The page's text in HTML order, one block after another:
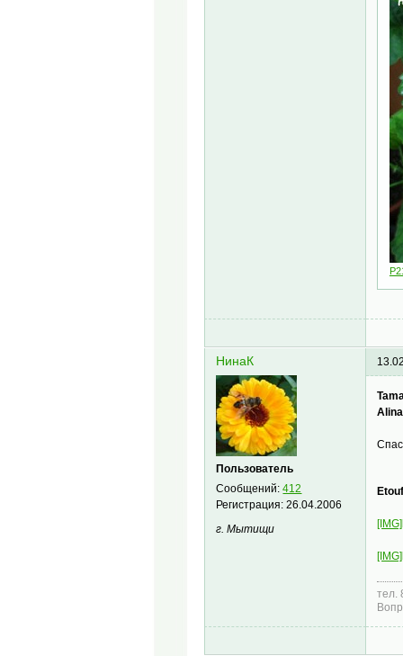
НинаК
Пользователь
Сообщений:412
Регистрация:26.04.2006
г. Мытищи
тел.